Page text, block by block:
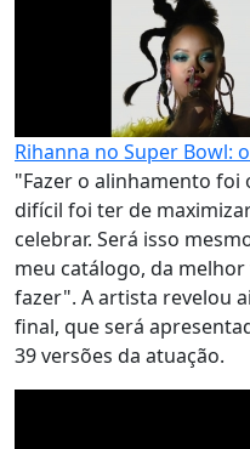
Rihanna no Super Bowl:
"Fazer o alinhamento foi
difícil foi ter de
celebrar. Será isso
meu catálogo, da
fazer". A artista revelou
final, que será
39 versões da atuação.